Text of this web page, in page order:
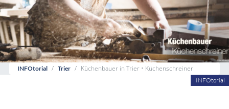
INFOtorial Trier
Küchenbauer in Trier • Küchenschreiner
INFOtorial